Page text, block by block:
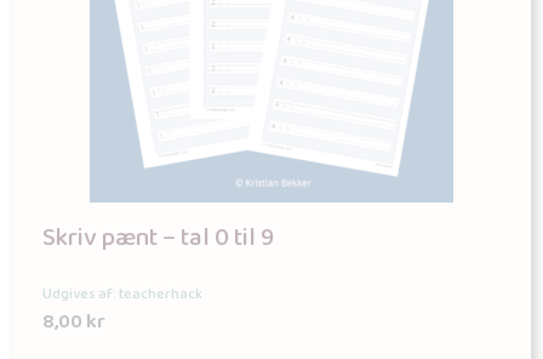
Skriv pænt – tal 0 til 9
Udgives af: teacherhack
8,00kr